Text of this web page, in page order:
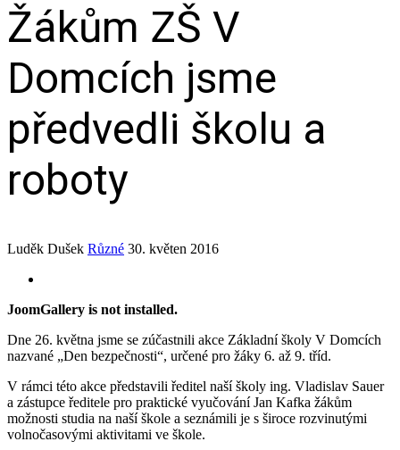
Žákům ZŠ V
Domcích jsme
předvedli školu a
roboty
Luděk Dušek Různé 30. květen 2016
JoomGallery is not installed.
Dne 26. května jsme se zúčastnili akce Základní školy V Domcích
nazvané „Den bezpečnosti“, určené pro žáky 6. až 9. tříd.
V rámci této akce představili ředitel naší školy ing. Vladislav Sauer
a zástupce ředitele pro praktické vyučování Jan Kafka žákům
možnosti studia na naší škole a seznámili je s široce rozvinutými
volnočasovými aktivitami ve škole.